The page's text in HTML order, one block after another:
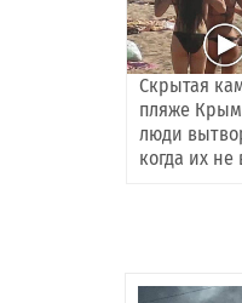
Скрытая
пляже
люди
когда их не